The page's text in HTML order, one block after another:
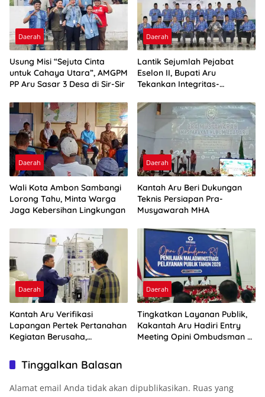
Daerah
Usung Misi “Sejuta Cinta
untuk Cahaya Utara”, AMGPM
PP Aru Sasar 3 Desa di Sir-Sir
Daerah
Lantik Sejumlah Pejabat
Eselon II, Bupati Aru
Tekankan Integritas-
Daerah
Wali Kota Ambon Sambangi
Lorong Tahu, Minta Warga
Jaga Kebersihan Lingkungan
Daerah
Kantah Aru Beri Dukungan
Teknis Persiapan Pra-
Musyawarah MHA
Daerah
Kantah Aru Verifikasi
Lapangan Pertek Pertanahan
Kegiatan Berusaha,
Daerah
Tingkatkan Layanan Publik,
Kakantah Aru Hadiri Entry
Meeting Opini Ombudsman RI
Tinggalkan Balasan
Alamat email Anda tidak akan dipublikasikan. Ruas yang